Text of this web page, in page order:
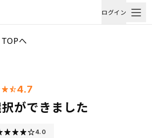
ログイン
へ
4.7
ができました
4.0